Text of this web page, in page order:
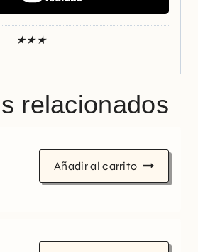
★★★
relacionados
Añadir al carrito